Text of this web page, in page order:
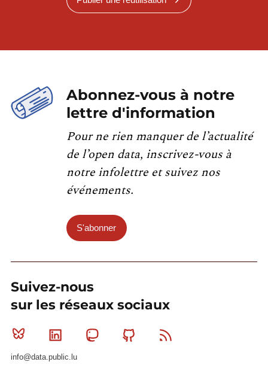
Abonnez-vous à notre
lettre d'information
Pour ne rien manquer de l’actualité
de l’open data, inscrivez-vous à
notre infolettre et suivez nos
événements.
S'abonner
Suivez-nous
sur les réseaux sociaux
Bluesky Linkedin MastodonGithub
info@data.public.lu